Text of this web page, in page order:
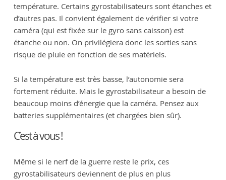
température. Certains gyrostabilisateurs sont étanches et
d’autres pas. Il convient également de vérifier si votre
caméra (qui est fixée sur le gyro sans caisson) est
étanche ou non. On privilégiera donc les sorties sans
risque de pluie en fonction de ses matériels.
Si la température est très basse, l’autonomie sera
fortement réduite. Mais le gyrostabilisateur a besoin de
beaucoup moins d’énergie que la caméra. Pensez aux
batteries supplémentaires (et chargées bien sûr).
C’est à vous !
Même si le nerf de la guerre reste le prix, ces
gyrostabilisateurs deviennent de plus en plus